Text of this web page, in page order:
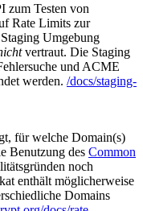
zum Testen von
Rate Limits zur
Umgebung
vertraut. Die Staging
und ACME
werden. /docs/staging-
für welche Domain(s)
Benutzung des Common
noch
enthält möglicherweise
Domains